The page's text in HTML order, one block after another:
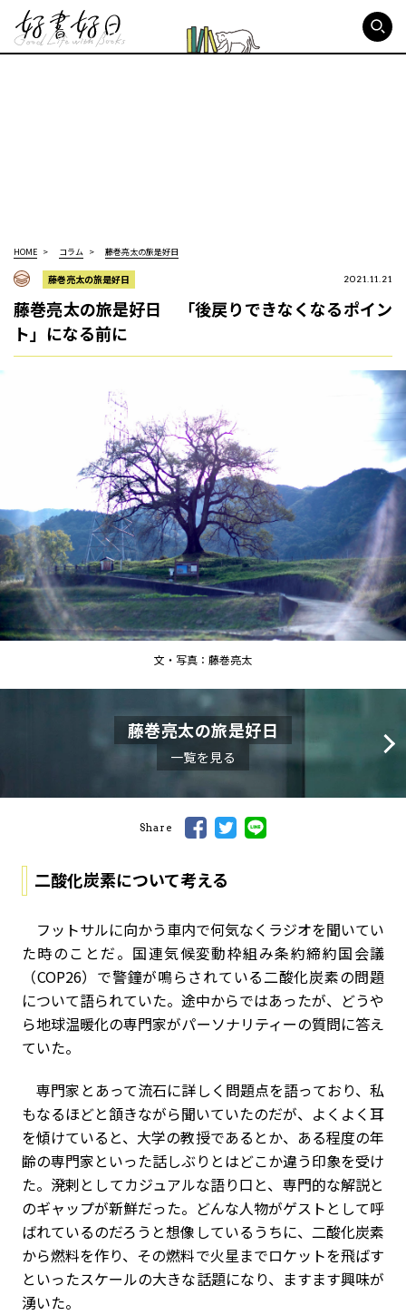
HOME コラム 藤巻亮太の旅是好日
藤巻亮太の旅是好日 2021.11.21
藤巻亮太の旅是好日 「後戻りできなくなるポイン
ト」になる前に
文・写真：藤巻亮太
藤巻亮太の旅是好日
一覧を見る
Share
二酸化炭素について考える
フットサルに向かう車内で何気なくラジオを聞いてい
た時のことだ。国連気候変動枠組み条約締約国会議
（COP26）で警鐘が鳴らされている二酸化炭素の問題
について語られていた。途中からではあったが、どうや
ら地球温暖化の専門家がパーソナリティーの質問に答え
ていた。
専門家とあって流石に詳しく問題点を語っており、私
もなるほどと頷きながら聞いていたのだが、よくよく耳
を傾けていると、大学の教授であるとか、ある程度の年
齢の専門家といった話しぶりとはどこか違う印象を受け
た。溌剌としてカジュアルな語り口と、専門的な解説と
のギャップが新鮮だった。どんな人物がゲストとして呼
ばれているのだろうと想像しているうちに、二酸化炭素
から燃料を作り、その燃料で火星までロケットを飛ばす
といったスケールの大きな話題になり、ますます興味が
湧いた。